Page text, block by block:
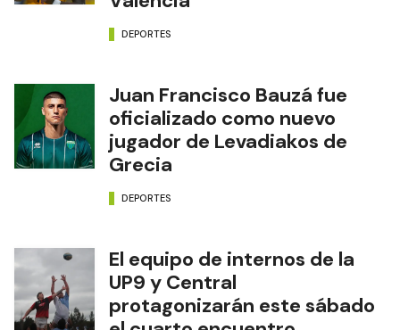
DEPORTES
Juan Francisco Bauzá fue
oficializado como nuevo
jugador de Levadiakos de
Grecia
DEPORTES
El equipo de internos de la
UP9 y Central
protagonizarán este sábado